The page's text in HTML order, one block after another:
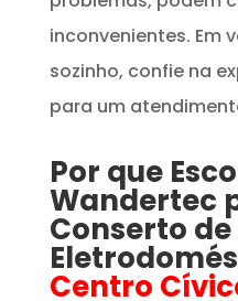
inconvenientes. Em
sozinho, confie na
para um
Por que
Wandertec
Conserto de
Centro